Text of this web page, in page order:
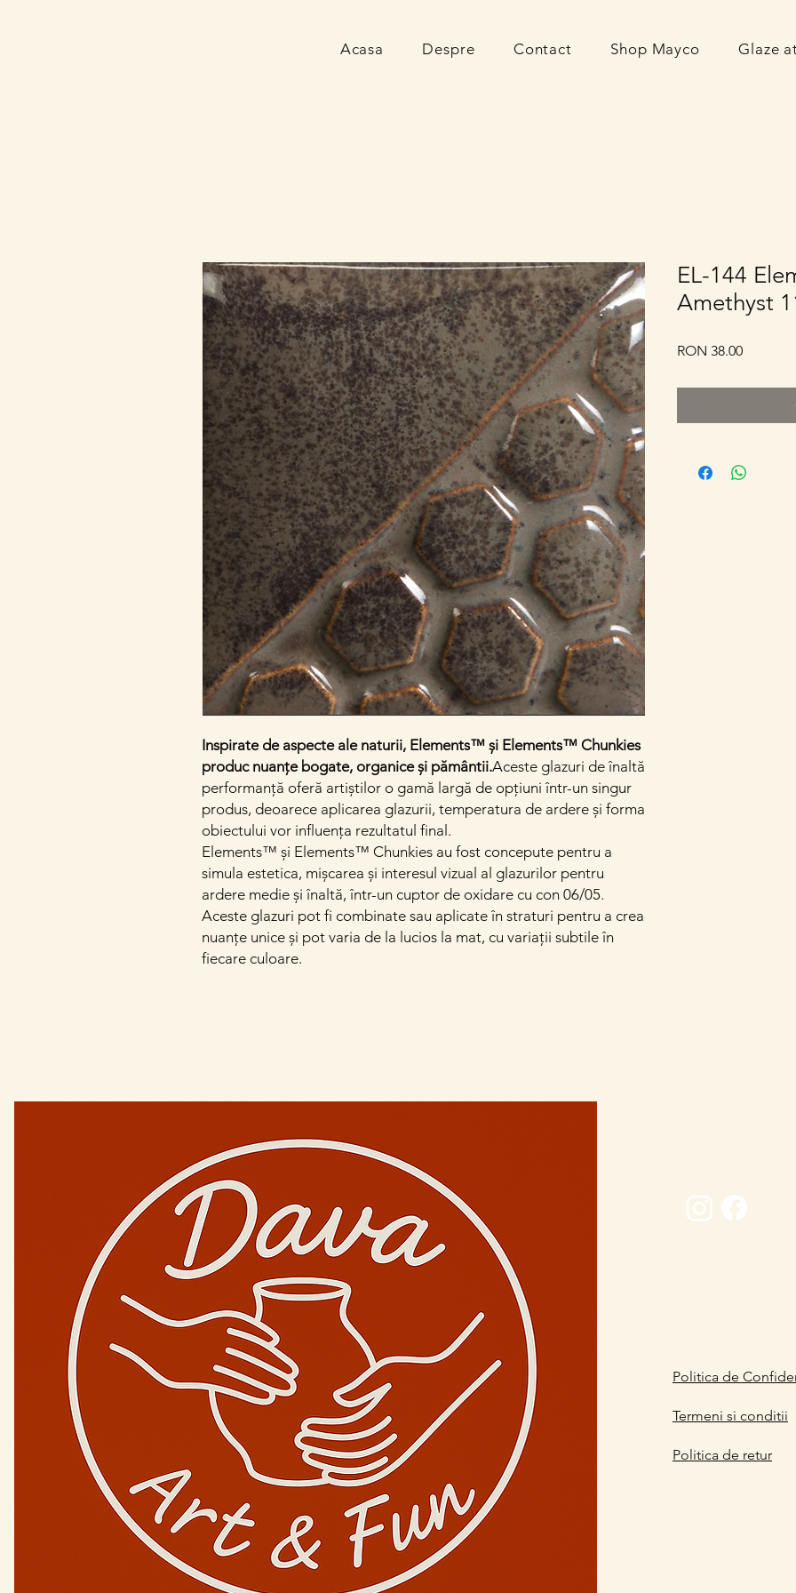
Acasa Despre Contact Shop Mayco Glaze
Inspirate de aspecte ale naturii, Elements™ și Elements™ Chunkies
produc nuanțe bogate, organice și pământii.Aceste glazuri de înaltă
performanță oferă artiștilor o gamă largă de opțiuni într-un singur
produs, deoarece aplicarea glazurii, temperatura de ardere și forma
obiectului vor influența rezultatul final.
Elements™ și Elements™ Chunkies au fost concepute pentru a
simula estetica, mișcarea și interesul vizual al glazurilor pentru
ardere medie și înaltă, într-un cuptor de oxidare cu con 06/05.
Aceste glazuri pot fi combinate sau aplicate în straturi pentru a crea
nuanțe unice și pot varia de la lucios la mat, cu variații subtile în
fiecare culoare.
EL-144
Amethyst
RON 38.00Price
Politica de
Termeni si conditii
Politica de retur